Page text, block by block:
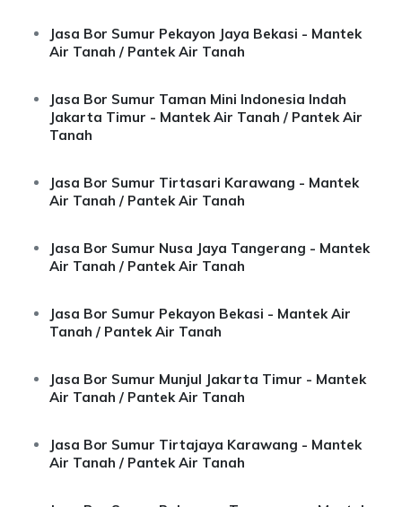
Jasa Bor Sumur Pekayon Jaya Bekasi - Mantek
Air Tanah / Pantek Air Tanah
Jasa Bor Sumur Taman Mini Indonesia Indah
Jakarta Timur - Mantek Air Tanah / Pantek Air
Tanah
Jasa Bor Sumur Tirtasari Karawang - Mantek
Air Tanah / Pantek Air Tanah
Jasa Bor Sumur Nusa Jaya Tangerang - Mantek
Air Tanah / Pantek Air Tanah
Jasa Bor Sumur Pekayon Bekasi - Mantek Air
Tanah / Pantek Air Tanah
Jasa Bor Sumur Munjul Jakarta Timur - Mantek
Air Tanah / Pantek Air Tanah
Jasa Bor Sumur Tirtajaya Karawang - Mantek
Air Tanah / Pantek Air Tanah